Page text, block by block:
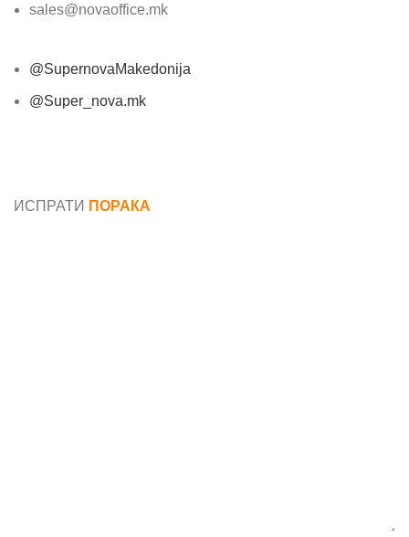
sales@novaoffice.mk
@SupernovaMakedonija
@Super_nova.mk
ИСПРАТИ ПОРАКА